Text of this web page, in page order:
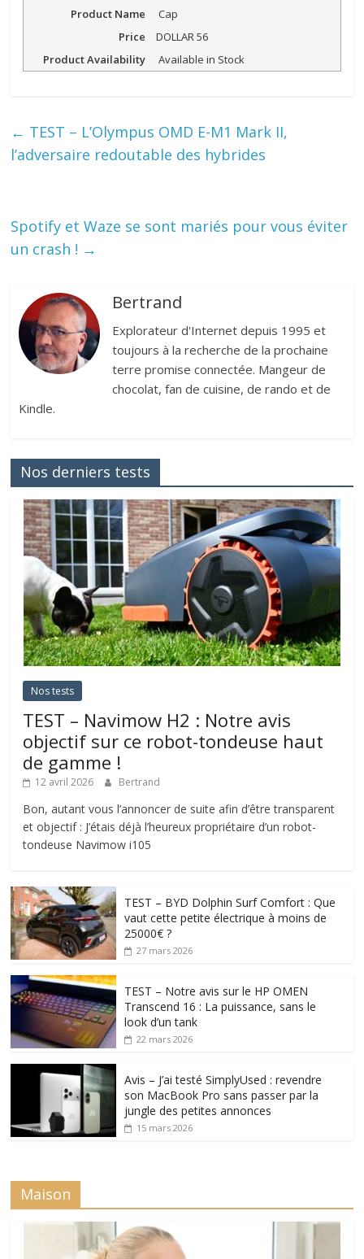
Product Name
Cap
Price
DOLLAR56
Product Availability
Available in Stock
← TEST – L’Olympus OMD E-M1 Mark II,
l’adversaire redoutable des hybrides
Spotify et Waze se sont mariés pour vous éviter
un crash ! →
Bertrand
Explorateur d'Internet depuis 1995 et
toujours à la recherche de la prochaine
terre promise connectée. Mangeur de
chocolat, fan de cuisine, de rando et de
Kindle.
Nos derniers tests
Nos tests
TEST – Navimow H2 : Notre avis
objectif sur ce robot-tondeuse haut
de gamme !
12 avril 2026 Bertrand
Bon, autant vous l’annoncer de suite afin d’être transparent
et objectif : J’étais déjà l’heureux propriétaire d’un robot-
tondeuse Navimow i105
TEST – BYD Dolphin Surf Comfort : Que
vaut cette petite électrique à moins de
25000€ ?
27 mars 2026
TEST – Notre avis sur le HP OMEN
Transcend 16 : La puissance, sans le
look d’un tank
22 mars 2026
Avis – J’ai testé SimplyUsed : revendre
son MacBook Pro sans passer par la
jungle des petites annonces
15 mars 2026
Maison